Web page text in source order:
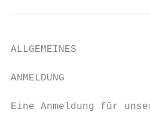
ALLGEMEINES
ANMELDUNG
Eine Anmeldung für